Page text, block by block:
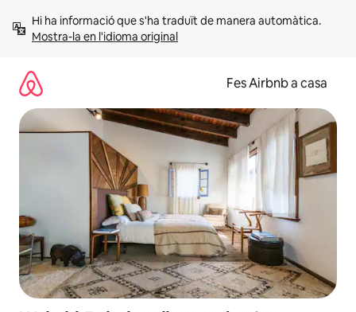
Mostra-la en l'idioma original
Fes Airbnb a casa